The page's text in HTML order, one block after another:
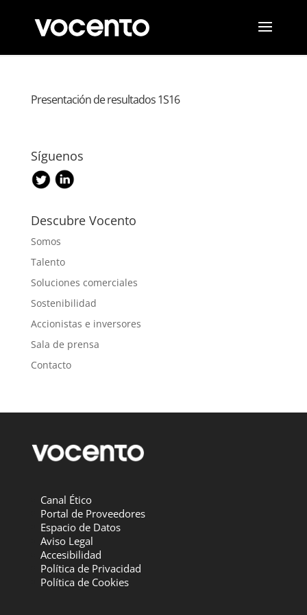
Presentación de resultados 1S16
Síguenos
Descubre Vocento
Somos
Talento
Soluciones comerciales
Sostenibilidad
Accionistas e inversores
Sala de prensa
Contacto
Canal Ético
Portal de Proveedores
Espacio de Datos
Aviso Legal
Accesibilidad
Política de Privacidad
Política de Cookies